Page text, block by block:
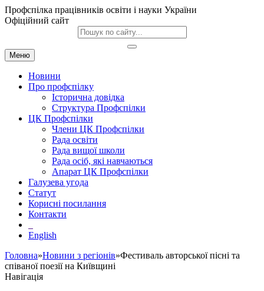
Профспілка працівників освіти і науки України
Офіційний сайт
Меню
Новини
Про профспілку
Історична довідка
Структура Профспілки
ЦК Профспілки
Члени ЦК Профспілки
Рада освіти
Рада вищої школи
Рада осіб, які навчаються
Апарат ЦК Профспілки
Галузева угода
Статут
Корисні посилання
Контакти
English
Головна»Новини з регіонів»Фестиваль авторської пісні та
співаної поезії на Київщині
Навігація